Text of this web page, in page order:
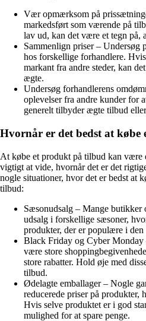
Vær opmærksom på
markedsført som værende på
lav ud, kan det være et tegn på,
Sammenlign priser – Undersøg
hos forskellige forhandlere.
markant fra andre steder, kan
ægte.
Undersøg forhandlerens
oplevelser fra andre kunder for
generelt tilbyder ægte tilbud
Hvornår er det bedst at
At købe et produkt på tilbud kan være
vigtigt at vide, hvornår det er det
nogle situationer, hvor det er bedst at
tilbud:
Sæsonudsalg – Mange
udsalg i forskellige sæsoner,
produkter, der er populære i
Black Friday og Cyber Monday
være store
store rabatter. Hold øje med
tilbud.
Ødelagte emballager – Nogle
reducerede priser på produkter,
Hvis selve produktet er i god
mulighed for at spare penge.